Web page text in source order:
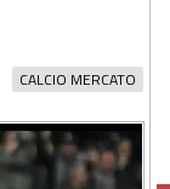
CALCIO MERCATO